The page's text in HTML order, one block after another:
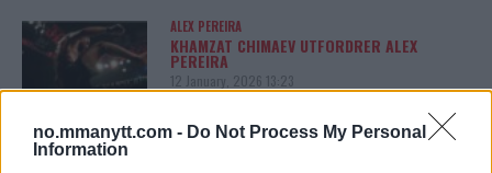
no.mmanytt.com - Do Not Process My Personal
Information
ALEX PEREIRA
KHAMZAT CHIMAEV UTFORDRER ALEX
PEREIRA
12 January, 2026 13:23